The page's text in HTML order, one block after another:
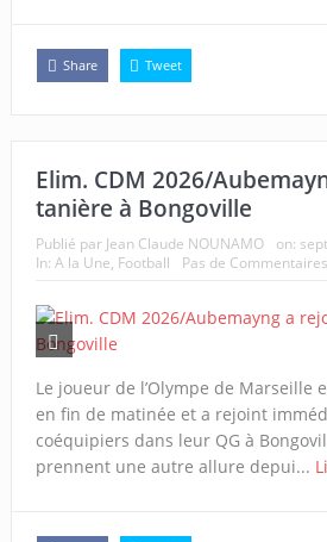
Share Tweet
Elim. CDM 2026/
tanière à Bongoville
Publié par Jean Claude NOUNAMO on:
In: A la Une, Football Pas de Commentaires
Le joueur de l’Olympe de Marseille
en fin de matinée et a rejoint
coéquipiers dans leur QG à
prennent une autre allure depui...